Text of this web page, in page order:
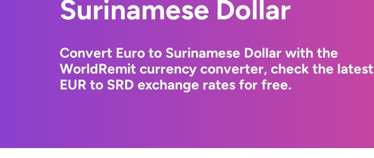
Surinamese Dollar
Convert Euro to Surinamese Dollar with the
WorldRemit currency converter, check the latest
EUR to SRD exchange rates for free.